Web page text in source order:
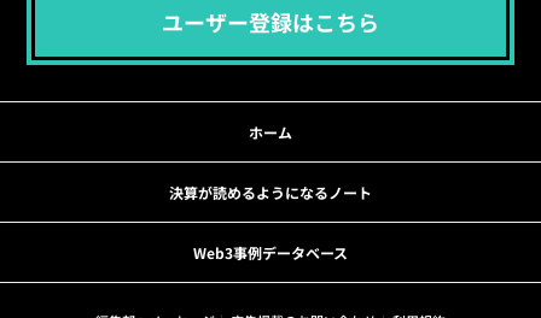
ユーザー登録はこちら
ホーム
決算が読めるようになるノート
Web3事例データベース